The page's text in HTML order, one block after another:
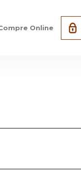
Online